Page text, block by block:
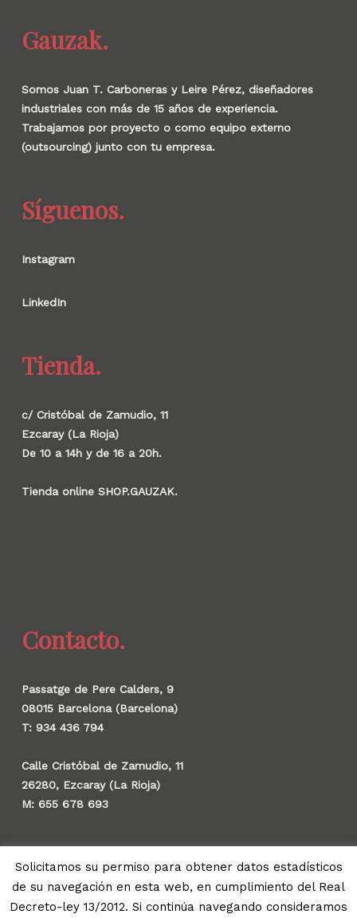
Gauzak.
Somos Juan T. Carboneras y Leire Pérez, diseñadores
industriales con más de 15 años de experiencia.
Trabajamos por proyecto o como equipo externo
(outsourcing) junto con tu empresa.
Síguenos.
Instagram
LinkedIn
Tienda.
c/ Cristóbal de Zamudio, 11
Ezcaray (La Rioja)
De 10 a 14h y de 16 a 20h.
Tienda online SHOP.GAUZAK.
Contacto.
Passatge de Pere Calders, 9
08015 Barcelona (Barcelona)
T: 934 436 794
Calle Cristóbal de Zamudio, 11
26280, Ezcaray (La Rioja)
M: 655 678 693
© 2026 Gauzak.
Solicitamos su permiso para obtener datos estadísticos
de su navegación en esta web, en cumplimiento del Real
Decreto-ley 13/2012. Si continúa navegando consideramos